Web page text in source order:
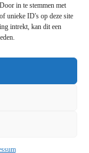
in te stemmen met
unieke ID's op deze site
intrekt, kan dit een
Algemene